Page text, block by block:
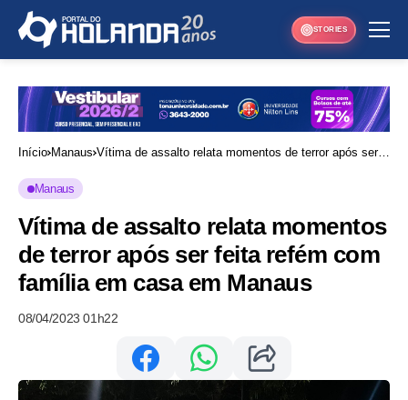
STORIES
Início Manaus Vítima de assalto relata momentos de terror após ser
Manaus
Vítima de assalto relata momentos
de terror após ser feita refém com
família em casa em Manaus
08/04/2023 01h22